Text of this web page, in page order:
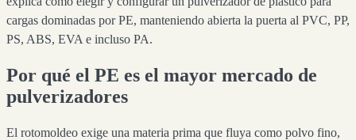
cargas dominadas por PE, manteniendo abierta la puerta al PVC, PP,
PS, ABS, EVA e incluso PA.
Por qué el PE es el mayor mercado de
pulverizadores
El rotomoldeo exige una materia prima que fluya como polvo fino,